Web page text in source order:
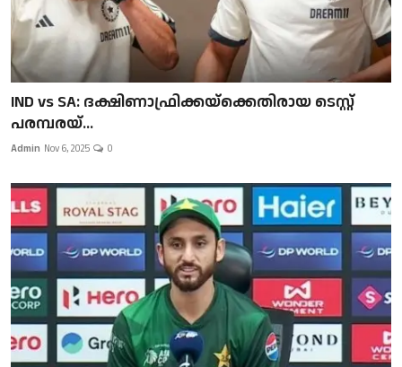
IND vs SA: ദക്ഷിണാഫ്രിക്കയ്‌ക്കെതിരായ ടെസ്റ്റ്
പരമ്പരയ്...
Admin Nov 6, 2025 0